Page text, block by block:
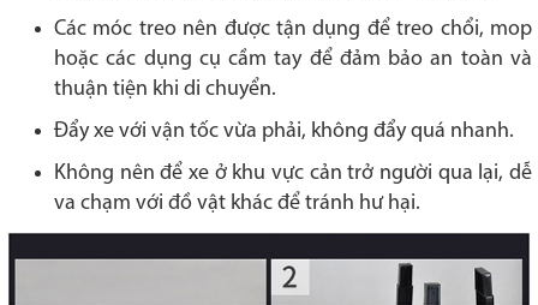
Các móc treo nên được tận dụng để treo chổi, mop
hoặc các dụng cụ cầm tay để đảm bảo an toàn và
thuận tiện khi di chuyển.
Đẩy xe với vận tốc vừa phải, không đẩy quá nhanh.
Không nên để xe ở khu vực cản trở người qua lại, dễ
va chạm với đồ vật khác để tránh hư hại.